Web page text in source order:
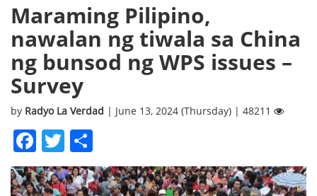
Maraming Pilipino,
nawalan ng tiwala sa China
ng bunsod ng WPS issues –
Survey
by Radyo La Verdad | June 13, 2024 (Thursday) | 48211
Facebook
Twitter